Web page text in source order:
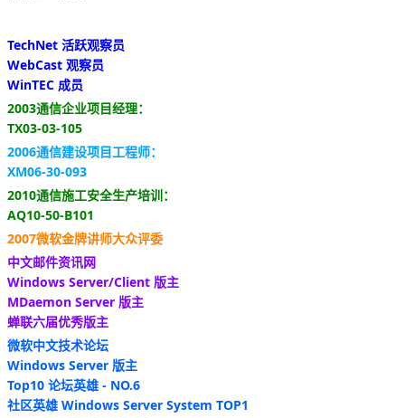
TechNet 活跃观察员
WebCast 观察员
WinTEC 成员
2003通信企业项目经理：
TX03-03-105
2006通信建设项目工程师：
XM06-30-093
2010通信施工安全生产培训：
AQ10-50-B101
2007微软金牌讲师大众评委
中文邮件资讯网
Windows Server/Client 版主
MDaemon Server 版主
蝉联六届优秀版主
微软中文技术论坛
Windows Server 版主
Top10 论坛英雄 - NO.6
社区英雄 Windows Server System TOP1